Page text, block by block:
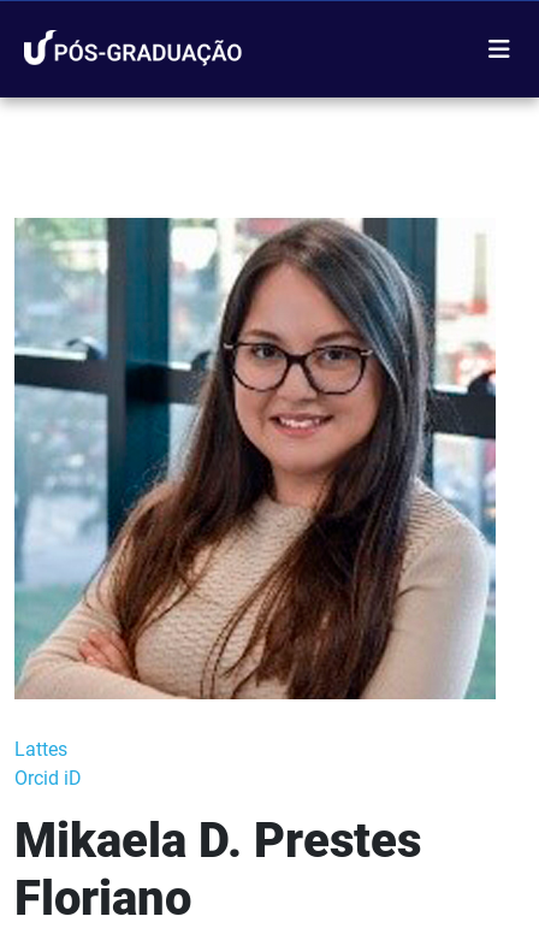
Lattes
Orcid iD
Mikaela D. Prestes
Floriano